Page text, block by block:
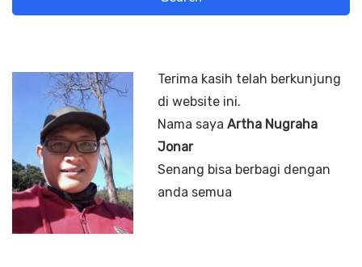
Terima kasih telah berkunjung
di website ini.
Nama saya Artha Nugraha
Jonar
Senang bisa berbagi dengan
anda semua